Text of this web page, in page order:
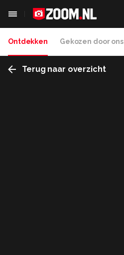
Ontdekken Gekozen door ons
Terug naar overzicht